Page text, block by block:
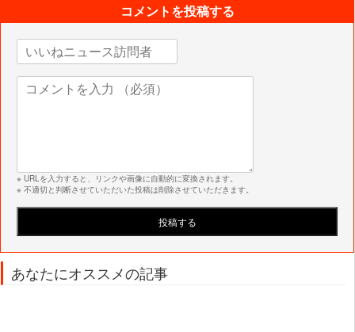
コメントを投稿する
※ URLを入力すると、リンクや画像に自動的に変換されます。
※ 不適切と判断させていただいた投稿は削除させていただきます。
あなたにオススメの記事